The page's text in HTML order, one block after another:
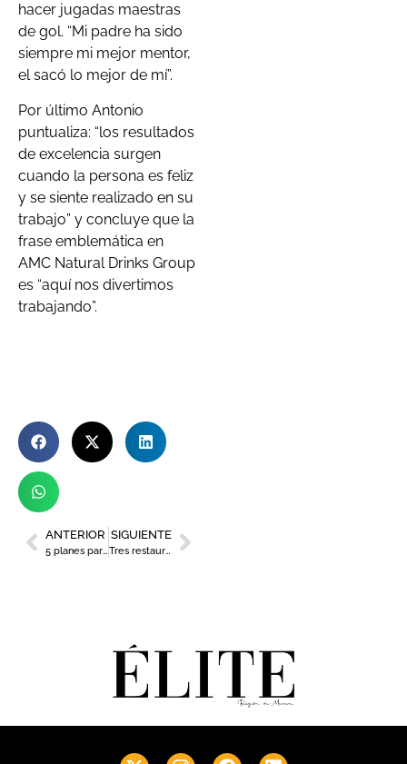
hacer jugadas maestras
de gol. “Mi padre ha sido
siempre mi mejor mentor,
el sacó lo mejor de mí”.
Por último Antonio
puntualiza: “los resultados
de excelencia surgen
cuando la persona es feliz
y se siente realizado en su
trabajo” y concluye que la
frase emblemática en
AMC Natural Drinks Group
es “aquí nos divertimos
trabajando”.
ANTERIOR
5 planes para celebrar el Día del Padre en la Región de Murcia
SIGUIENTE
Tres restaurantes con terraza en la Región de Murcia